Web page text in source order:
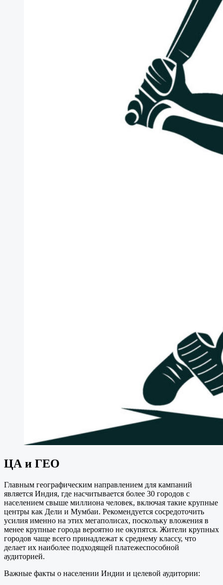
ЦА и ГЕО
Главным географическим направлением для кампаний
является Индия, где насчитывается более 30 городов с
населением свыше миллиона человек, включая такие крупные
центры как Дели и Мумбаи. Рекомендуется сосредоточить
усилия именно на этих мегаполисах, поскольку вложения в
менее крупные города вероятно не окупятся. Жители крупных
городов чаще всего принадлежат к среднему классу, что
делает их наиболее подходящей платежеспособной
аудиторией.
Важные факты о населении Индии и целевой аудитории: